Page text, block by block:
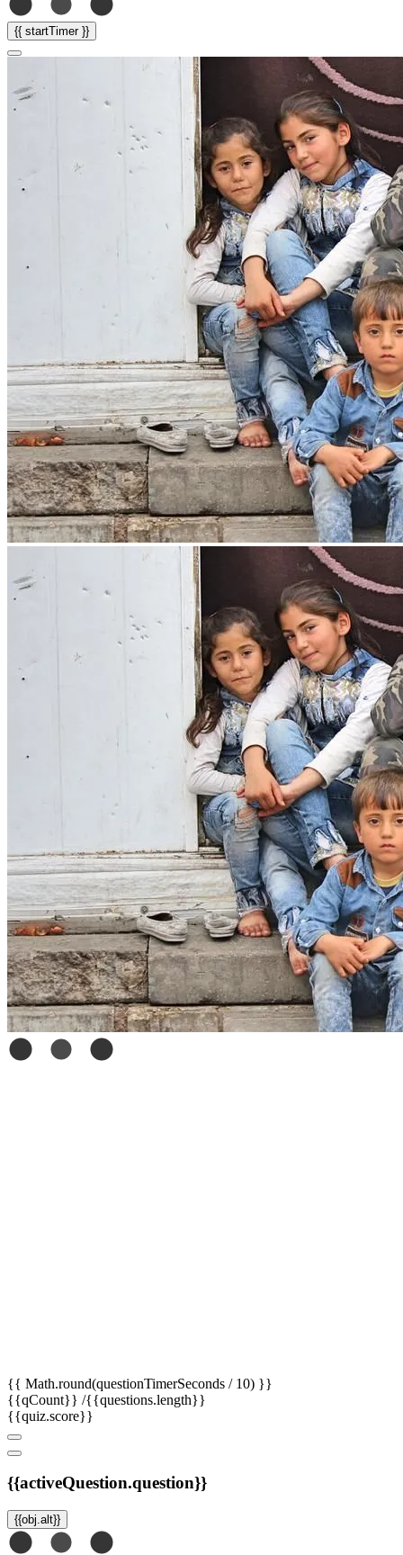
{{ startTimer }}
{{ Math.round(questionTimerSeconds / 10) }}
{{qCount}} /{{questions.length}}
{{quiz.score}}
{{activeQuestion.question}}
{{obj.alt}}